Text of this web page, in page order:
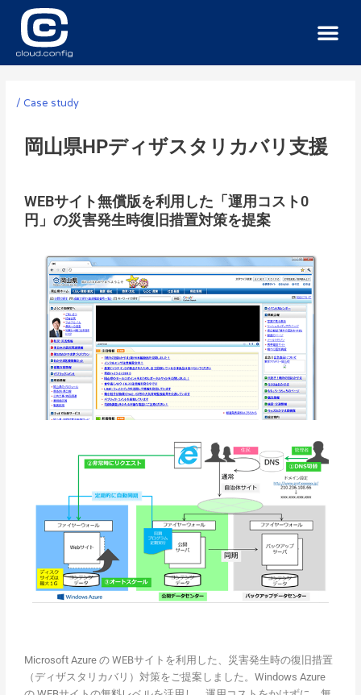
/ Case study
岡山県HPディザスタリカバリ支援
WEBサイト無償版を利用した「運用コスト0
円」の災害発生時復旧措置対策を提案
Microsoft Azure の WEBサイトを利用した、災害発生時の復旧措置
（ディザスタリカバリ）対策をご提案しました。Windows Azure